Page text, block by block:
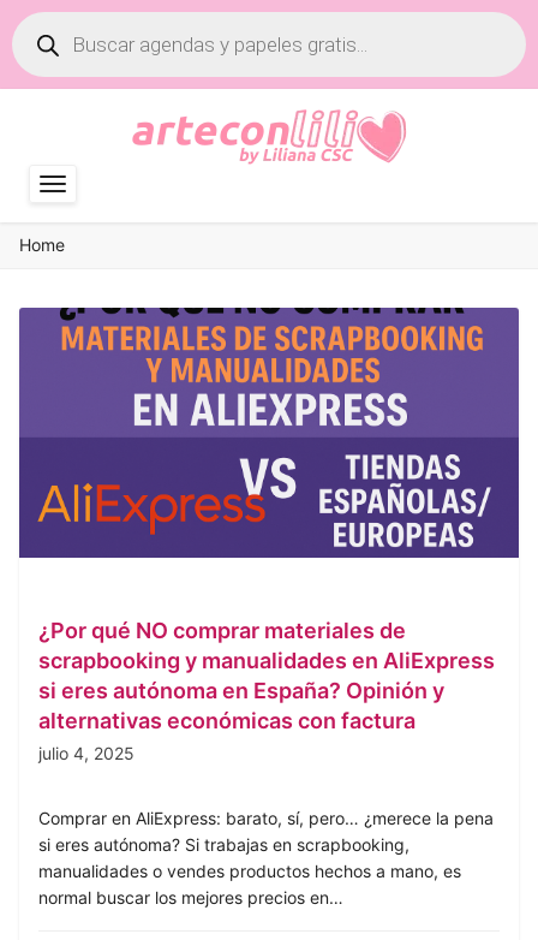
Búsqueda
de
productos
Home
¿Por qué NO comprar materiales de
scrapbooking y manualidades en AliExpress
si eres autónoma en España? Opinión y
alternativas económicas con factura
julio 4, 2025
Comprar en AliExpress: barato, sí, pero… ¿merece la pena
si eres autónoma? Si trabajas en scrapbooking,
manualidades o vendes productos hechos a mano, es
normal buscar los mejores precios en…